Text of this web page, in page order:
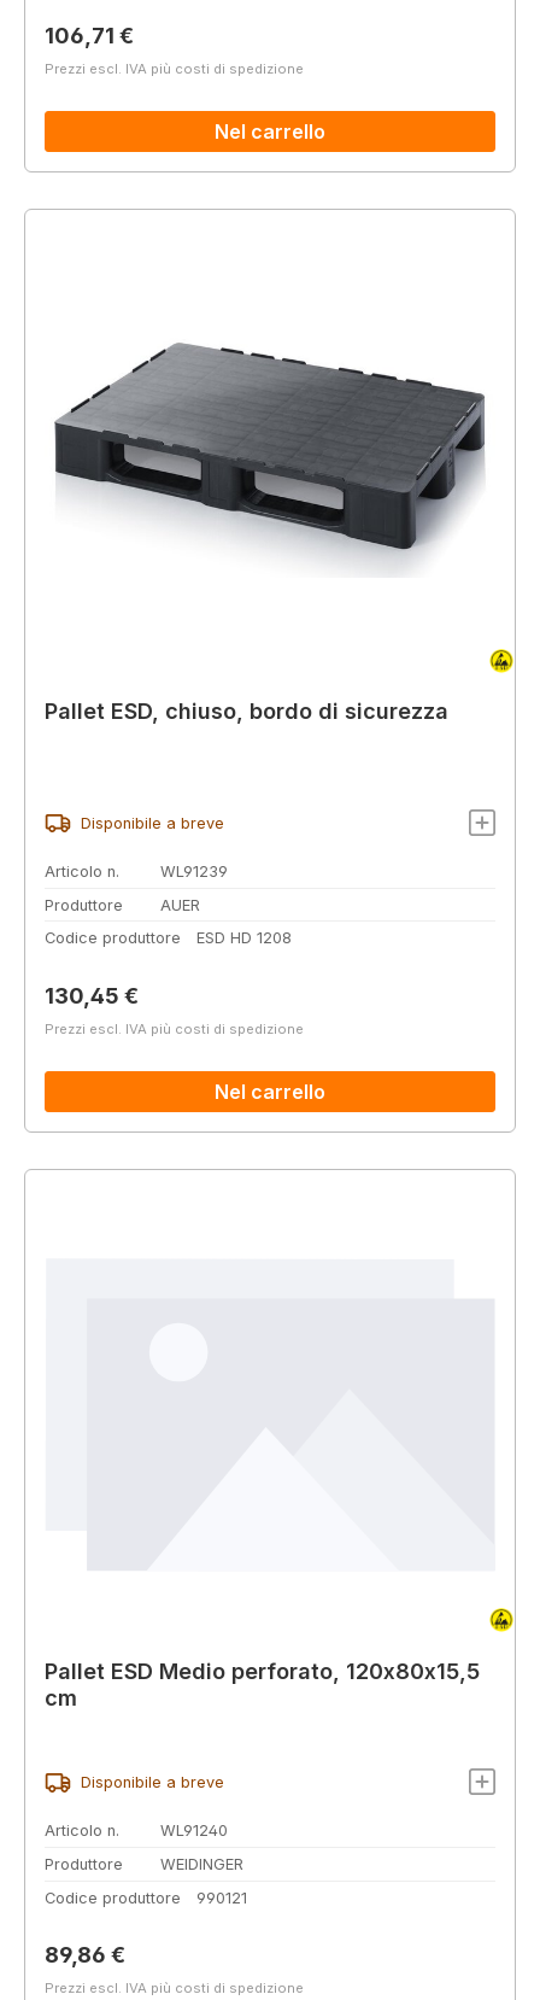
Prezzo normale:
106,71 €
Prezzi escl. IVA più costi di spedizione
Nel carrello
Pallet ESD, chiuso, bordo di sicurezza
Disponibile a breve
Articolo n.
WL91239
Produttore
AUER
Codice produttore
ESD HD 1208
Prezzo normale:
130,45 €
Prezzi escl. IVA più costi di spedizione
Nel carrello
Pallet ESD Medio perforato, 120x80x15,5
cm
Disponibile a breve
Articolo n.
WL91240
Produttore
WEIDINGER
Codice produttore
990121
Prezzo normale:
89,86 €
Prezzi escl. IVA più costi di spedizione